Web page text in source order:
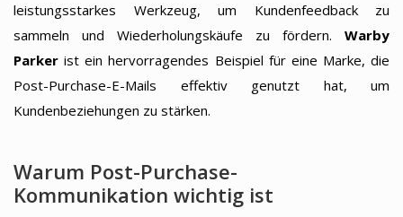
leistungsstarkes Werkzeug, um Kundenfeedback zu
sammeln und Wiederholungskäufe zu fördern. Warby
Parker ist ein hervorragendes Beispiel für eine Marke, die
Post-Purchase-E-Mails effektiv genutzt hat, um
Kundenbeziehungen zu stärken.
Warum Post-Purchase-
Kommunikation wichtig ist